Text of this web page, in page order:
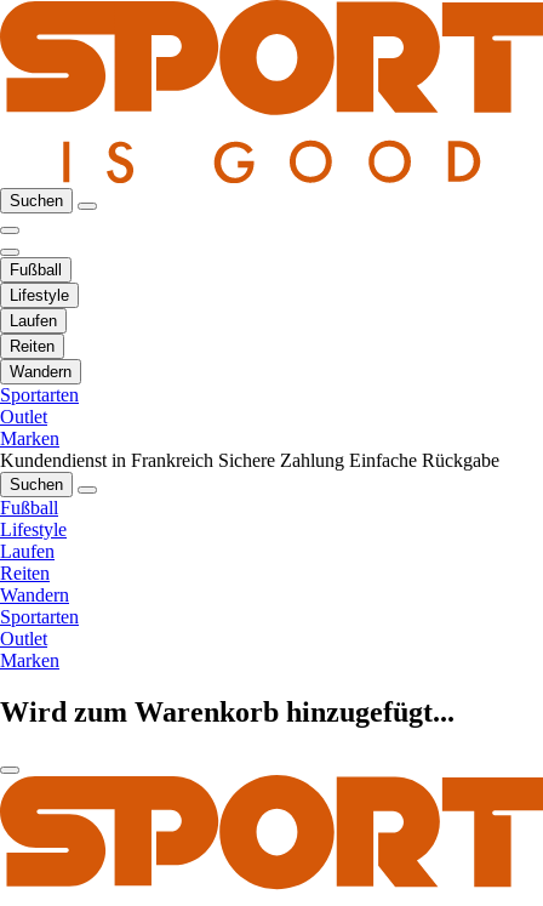
Suchen
Fußball
Lifestyle
Laufen
Reiten
Wandern
Sportarten
Outlet
Marken
Kundendienst in Frankreich Sichere Zahlung Einfache Rückgabe
Suchen
Fußball
Lifestyle
Laufen
Reiten
Wandern
Sportarten
Outlet
Marken
Wird zum Warenkorb hinzugefügt...